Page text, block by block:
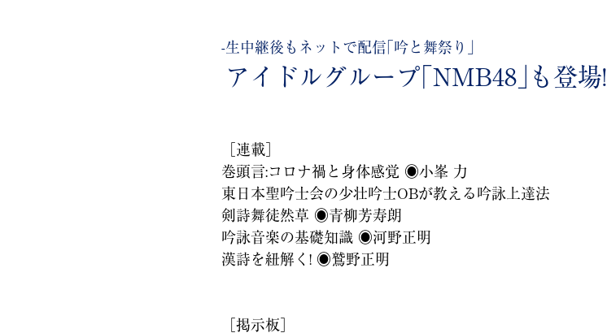
-生中継後もネットで配信｢吟と舞祭り｣
アイドルグループ｢NMB48｣も登場!
［連載］
巻頭言:コロナ禍と身体感覚 ◉小峯 力
東日本聖吟士会の少壮吟士OBが教える吟詠上達法
剣詩舞徒然草 ◉青柳芳寿朗
吟詠音楽の基礎知識 ◉河野正明
漢詩を紐解く! ◉鷲野正明
［掲示板］